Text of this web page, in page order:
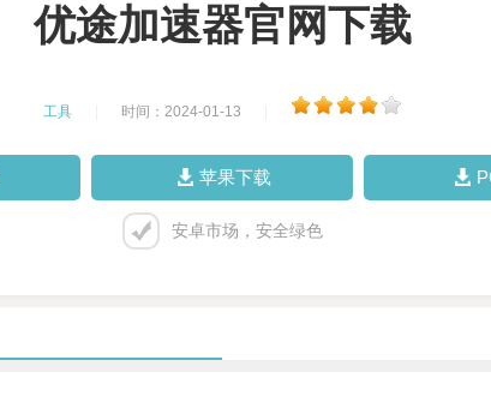
优途加速器官网下载
工具 时间：2024-01-13
苹果下载
安卓市场，安全绿色